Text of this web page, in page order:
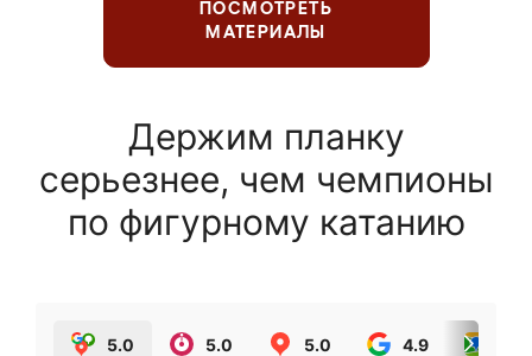
ПОСМОТРЕТЬ
МАТЕРИАЛЫ
Держим планку
серьезнее, чем чемпионы
по фигурному катанию
5.0 5.0 5.0 4.9